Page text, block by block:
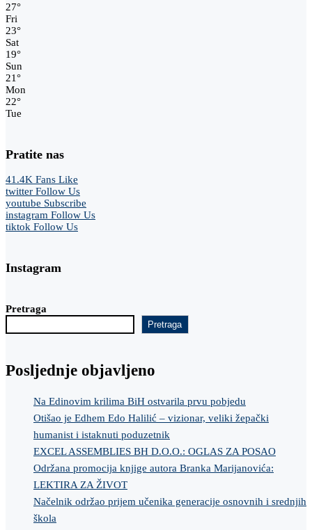
27°
Fri
23°
Sat
19°
Sun
21°
Mon
22°
Tue
Pratite nas
41.4K Fans Like
twitter Follow Us
youtube Subscribe
instagram Follow Us
tiktok Follow Us
Instagram
Pretraga
Pretraga
Posljednje objavljeno
Na Edinovim krilima BiH ostvarila prvu pobjedu
Otišao je Edhem Edo Halilić – vizionar, veliki žepački
humanist i istaknuti poduzetnik
EXCEL ASSEMBLIES BH D.O.O.: OGLAS ZA POSAO
Održana promocija knjige autora Branka Marijanovića:
LEKTIRA ZA ŽIVOT
Načelnik održao prijem učenika generacije osnovnih i srednjih
škola